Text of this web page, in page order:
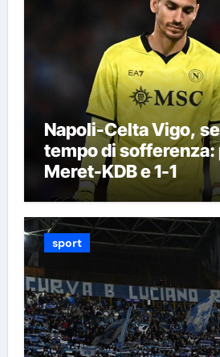
Napoli-Celta Vigo,
tempo di
Meret-KDB e 1-1
sport